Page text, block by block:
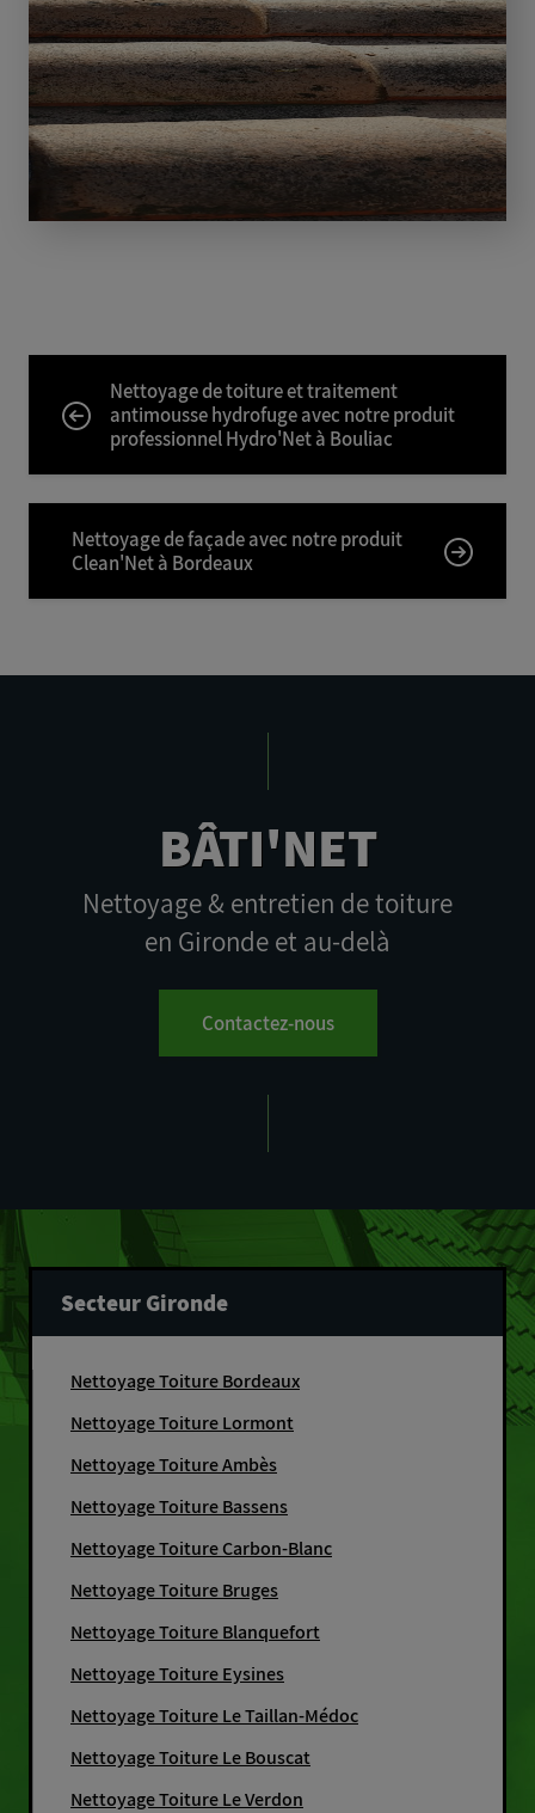
Nettoyage de toiture et traitement
antimousse hydrofuge avec notre produit
professionnel Hydro'Net à Bouliac
Nettoyage de façade avec notre produit
Clean'Net à Bordeaux
BÂTI'NET
Nettoyage & entretien de toiture
en Gironde et au-delà
Contactez-nous
Secteur Gironde
Nettoyage Toiture Bordeaux
Nettoyage Toiture Lormont
Nettoyage Toiture Ambès
Nettoyage Toiture Bassens
Nettoyage Toiture Carbon-Blanc
Nettoyage Toiture Bruges
Nettoyage Toiture Blanquefort
Nettoyage Toiture Eysines
Nettoyage Toiture Le Taillan-Médoc
Nettoyage Toiture Le Bouscat
Nettoyage Toiture Le Verdon